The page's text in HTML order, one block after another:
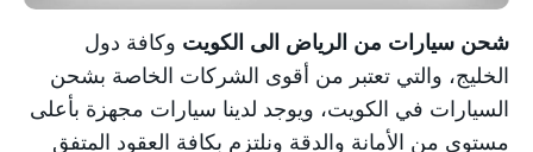
شحن سيارات من الرياض الى الكويت وكافة دول
الخليج، والتي تعتبر من أقوى الشركات الخاصة بشحن
السيارات في الكويت، ويوجد لدينا سيارات مجهزة بأعلى
مستوى من الأمانة والدقة ونلتزم بكافة العقود المتفق